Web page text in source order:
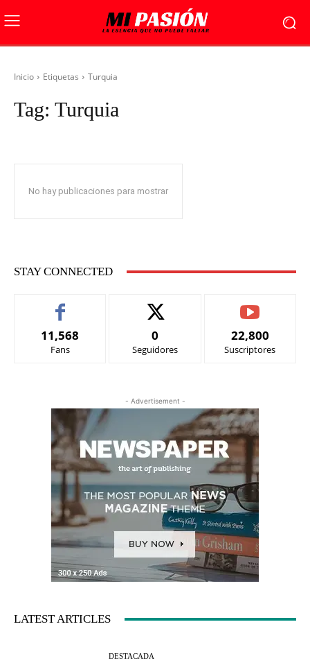
Inicio Etiquetas Turquia
Tag: Turquia
No hay publicaciones para mostrar
STAY CONNECTED
11,568
Fans
0
Seguidores
22,800
Suscriptores
- Advertisement -
LATEST ARTICLES
DESTACADA